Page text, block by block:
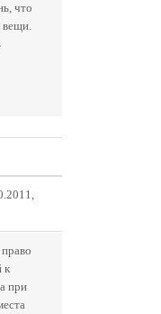
что
вещи.
к
при